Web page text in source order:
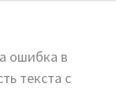
ошибка в
текста с